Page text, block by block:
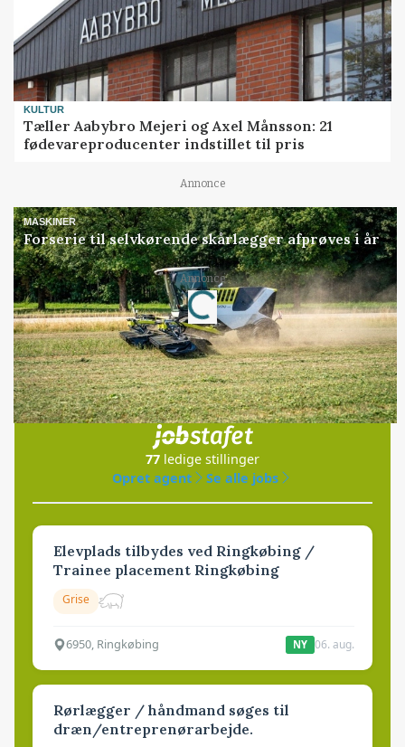
KULTUR
Tæller Aabybro Mejeri og Axel Månsson: 21
fødevareproducenter indstillet til pris
Annonce
MASKINER
Forserie til selvkørende skårlægger afprøves i år
Annonce
Loading...
Jobs
i samarbejde med
77 ledige stillinger
Opret agent
Se alle jobs
Elevplads tilbydes ved Ringkøbing /
Trainee placement Ringkøbing
Grise
6950, Ringkøbing NY 06. aug.
Rørlægger / håndmand søges til
dræn/entreprenørarbejde.